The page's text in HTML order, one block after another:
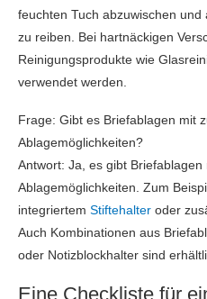
feuchten Tuch abzuwischen
zu reiben. Bei hartnäckigen
Reinigungsprodukte wie
verwendet werden.
Frage: Gibt es Briefablagen mit
Ablagemöglichkeiten?
Antwort: Ja, es gibt
Ablagemöglichkeiten. Zum
integriertem Stiftehalter oder
Auch Kombinationen aus
oder Notizblockhalter sind
Eine Checkliste für